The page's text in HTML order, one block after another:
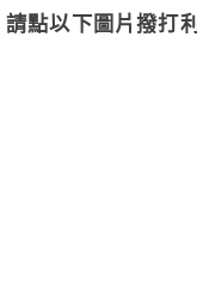
請點以下圖片撥打